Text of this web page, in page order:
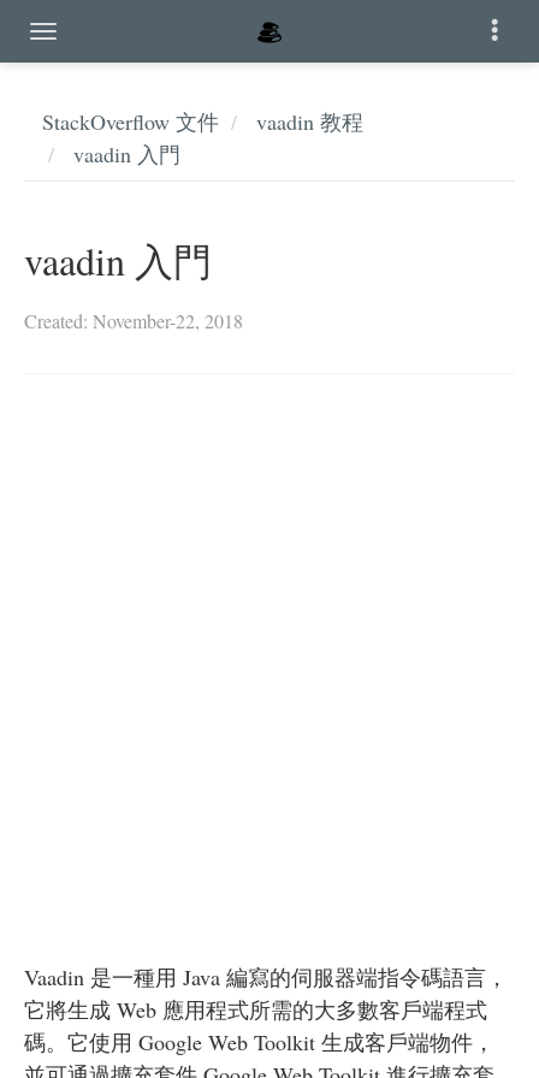
StackOverflow 文件
vaadin 教程
vaadin 入門
vaadin 入門
Created: November-22, 2018
Vaadin 是一種用 Java 編寫的伺服器端指令碼語言，
它將生成 Web 應用程式所需的大多數客戶端程式
碼。它使用 Google Web Toolkit 生成客戶端物件，